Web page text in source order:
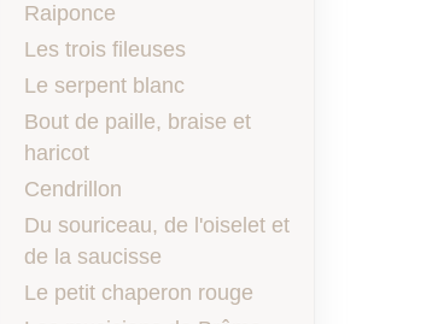
Raiponce
Les trois fileuses
Le serpent blanc
Bout de paille, braise et
haricot
Cendrillon
Du souriceau, de l'oiselet et
de la saucisse
Le petit chaperon rouge